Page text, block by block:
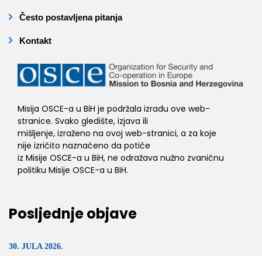
Često postavljena pitanja
Kontakt
Misija OSCE-a u BiH je podržala izradu ove web-
stranice. Svako gledište, izjava ili
mišljenje, izraženo na ovoj web-stranici, a za koje
nije izričito naznačeno da potiče
iz Misije OSCE-a u BiH, ne odražava nužno zvaničnu
politiku Misije OSCE-a u BiH.
Posljednje objave
30. JULA 2026.